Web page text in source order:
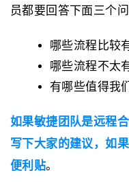
员都要回答下面三个问
哪些流程比较
哪些流程不太
有哪些值得我
如果敏捷团队是远程
写下大家的建议，如
便利贴。